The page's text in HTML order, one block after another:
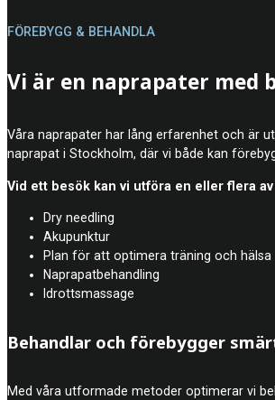
Vi är en naprapater med
Våra naprapater har lång erfarenhet och är
naprapat i Stockholm, där vi både kan
Vid ett besök kan vi utföra en eller flera
Dry needling
Akupunktur
Plan för att optimera träning och hälsa
Naprapatbehandling
Idrottsmassage
Behandlar och förebygger
Med våra utformade metoder optimerar vi
FÖREBYGG & BEHANDLA